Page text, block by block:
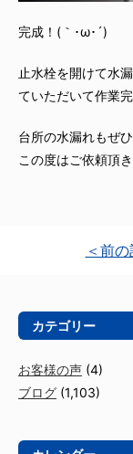
完成！(｀･ω･´)ゞ
止水栓を開けて水
ていただいて作業完
台所の水漏れもぜ
この度はご依頼頂
＜前
カテゴリー
お客様の声 (4)
ブログ (1,103)